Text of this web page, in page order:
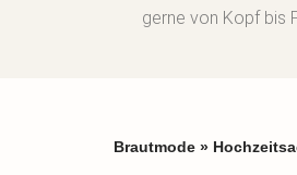
gerne von Kopf bis
Brautmode»